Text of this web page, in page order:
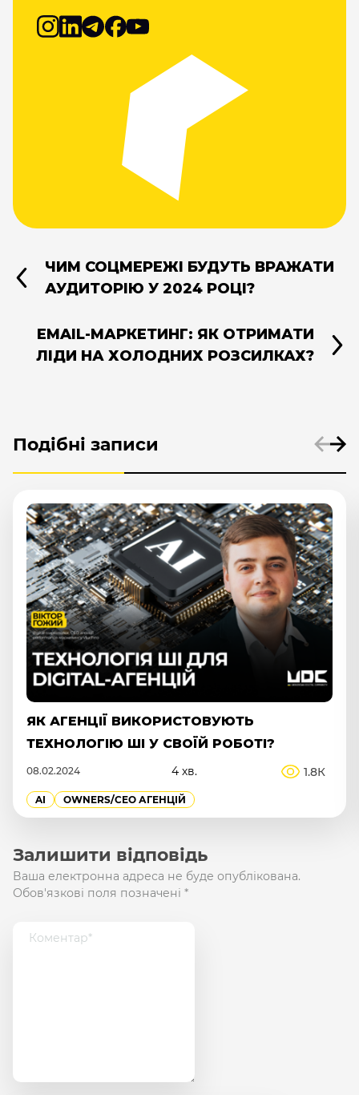
ЧИМ СОЦМЕРЕЖІ БУДУТЬ ВРАЖАТИ
АУДИТОРІЮ У 2024 РОЦІ?
EMAIL-МАРКЕТИНГ: ЯК ОТРИМАТИ
ЛІДИ НА ХОЛОДНИХ РОЗСИЛКАХ?
Подібні записи
ЮРИДИЧНИЙ ДАЙДЖЕСТ ДЛЯ DIGITAL ТА
IT
02.07.2026 7 хв. 2.1К
OWNERS/СEO АГЕНЦІЙ
Залишити відповідь
Ваша електронна адреса не буде опублікована.
Обов'язкові поля позначені *